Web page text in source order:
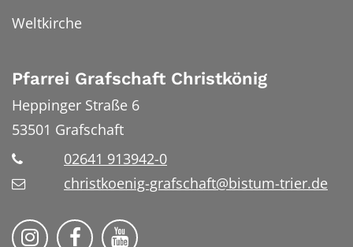
Weltkirche
Pfarrei Grafschaft Christkönig
Heppinger Straße 6
53501 Grafschaft
02641 913942-0
christkoenig-grafschaft@bistum-trier.de
Pfarreiengemeinschaft Grafschaft auf
Pfarreiengemeinschaft Grafschaft
Pfarreiengemeinschaft